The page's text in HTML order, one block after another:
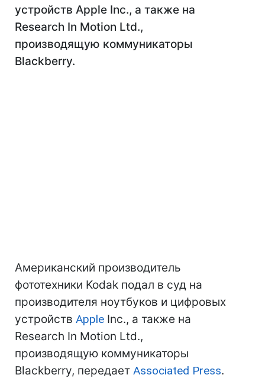
устройств Apple Inc., а также на
Research In Motion Ltd.,
производящую коммуникаторы
Blackberry.
Американский производитель
фототехники Kodak подал в суд на
производителя ноутбуков и цифровых
устройств Apple Inc., а также на
Research In Motion Ltd.,
производящую коммуникаторы
Blackberry, передает Associated Press.